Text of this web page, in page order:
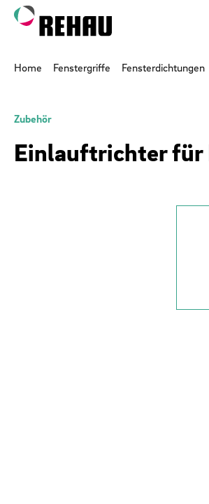
Hauptinhalt springen
Zur Suche springen
Zur Hauptnavigation springen
Home Fenstergriffe Fensterdichtungen
Zubehör
Einlauftrichter für